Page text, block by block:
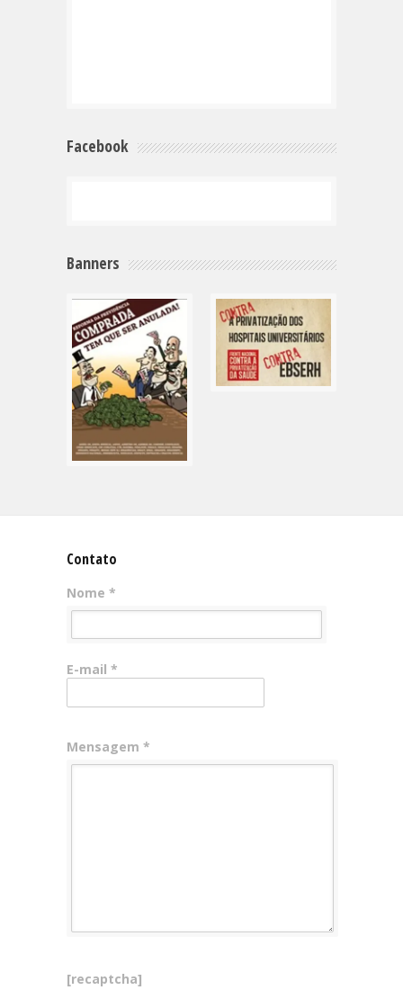
Facebook
Banners
Contato
Nome *
E-mail *
Mensagem *
[recaptcha]